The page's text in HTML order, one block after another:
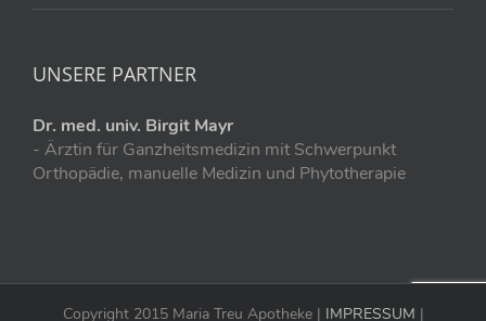
UNSERE PARTNER
Dr. med. univ. Birgit Mayr
- Ärztin für Ganzheitsmedizin mit Schwerpunkt
Orthopädie, manuelle Medizin und Phytotherapie
Copyright 2015 Maria Treu Apotheke | IMPRESSUM |